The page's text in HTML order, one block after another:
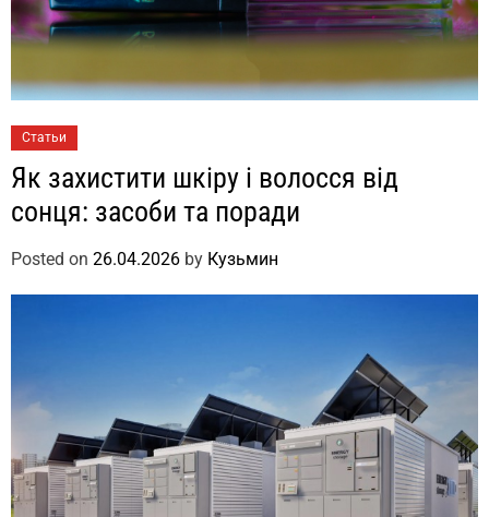
Статьи
Як захистити шкіру і волосся від
сонця: засоби та поради
Posted on 26.04.2026 by Кузьмин